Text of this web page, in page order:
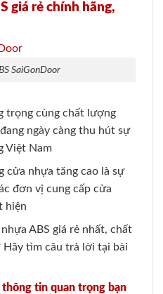
giá rẻ chính hãng,
SaiGonDoor
trọng cùng chất lượng
đang ngày càng thu hút sự
Việt Nam
cửa nhựa tăng cao là sự
đơn vị cung cấp cửa
hiện
ABS giá rẻ nhất, chất
Hãy tìm câu trả lời tại bài
tin quan trọng bạn